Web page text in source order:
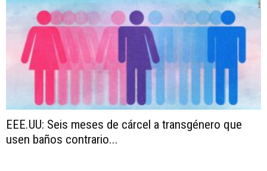
EEE.UU: Seis meses de cárcel a transgénero que
usen baños contrario...